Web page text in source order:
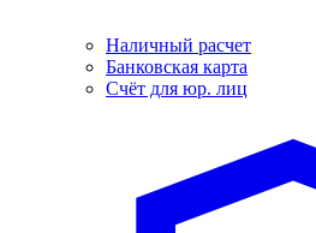
Наличный расчет
Банковская карта
Счёт для юр. лиц